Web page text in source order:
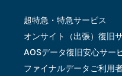
超特急・特急サービス
オンサイト（出張）復旧
AOSデータ復旧安⼼サー
ファイナルデータご利⽤